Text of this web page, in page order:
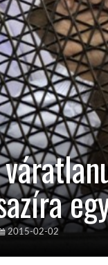
2015-02-02